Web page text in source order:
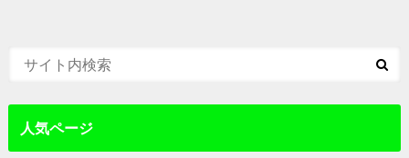
人気ページ